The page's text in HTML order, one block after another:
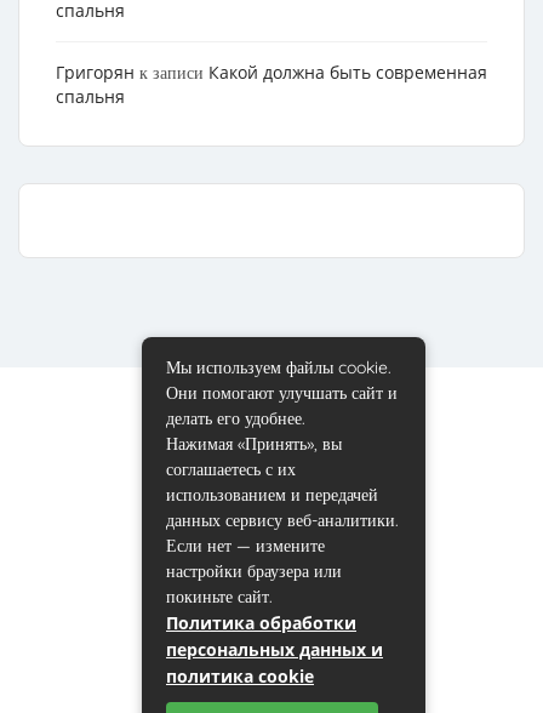
спальня
Григорян к записи Какой должна быть современная
спальня
Мы используем файлы cookie.
Они помогают улучшать сайт и
делать его удобнее.
Нажимая «Принять», вы
соглашаетесь с их
использованием и передачей
данных сервису веб-аналитики.
Если нет — измените
настройки браузера или
покиньте сайт.
Политика обработки
персональных данных и
политика cookie